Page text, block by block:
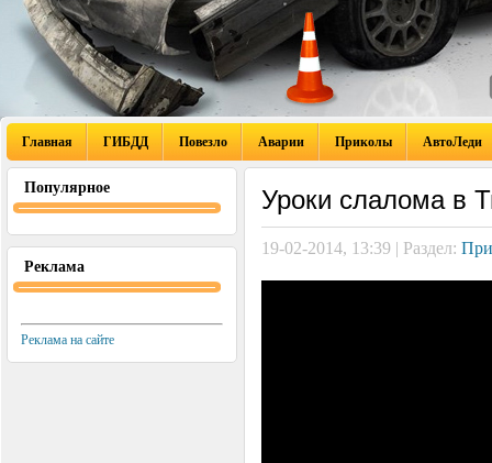
Главная ГИБДД Повезло Аварии Приколы АвтоЛеди
Популярное
Реклама
Реклама на сайте
Уроки слалома в
19-02-2014, 13:39 | Раздел: